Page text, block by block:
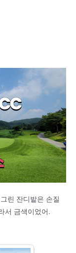
린 잔디밭은 손질
서 금색이었어.